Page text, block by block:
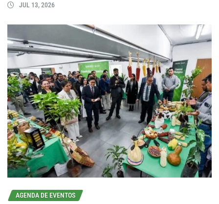
JUL 13, 2026
AGENDA DE EVENTOS